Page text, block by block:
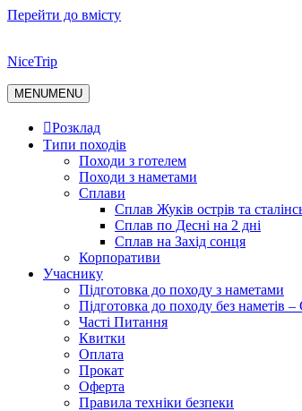
Перейти до вмісту
NiceTrip
MENUMENU
Розклад
Типи походів
Походи з готелем
Походи з наметами
Сплави
Сплав Жуків острів та
Сплав по Десні на 2 дні
Сплав на Захід сонця
Корпоративи
Учаснику
Підготовка до походу з наметами
Підготовка до походу без наметів
Часті Питання
Квитки
Оплата
Прокат
Оферта
Правила техніки безпеки